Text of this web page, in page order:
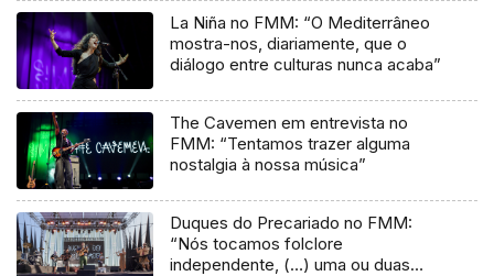
La Niña no FMM: “O Mediterrâneo
mostra-nos, diariamente, que o
diálogo entre culturas nunca acaba”
The Cavemen em entrevista no
FMM: “Tentamos trazer alguma
nostalgia à nossa música”
Duques do Precariado no FMM:
“Nós tocamos folclore
independente, (…) uma ou duas